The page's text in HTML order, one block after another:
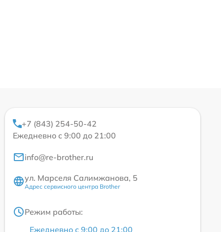
+7 (843) 254-50-42
Ежедневно с 9:00 до 21:00
info@re-brother.ru
ул. Марселя Салимжанова, 5
Адрес сервисного центра Brother
Режим работы:
Ежедневно с 9:00 до 21:00